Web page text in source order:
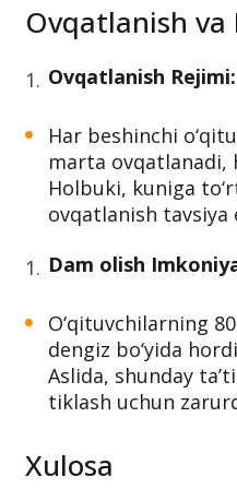
Ovqatlanish va
Ovqatlanish Rejimi:
Har beshinchi
marta ovqatlanadi,
Holbuki, kuniga
ovqatlanish tavsiya
Dam olish
O‘qituvchilarning
dengiz bo‘yida
Aslida, shunday
tiklash uchun
Xulosa